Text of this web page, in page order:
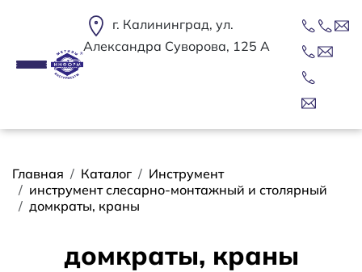
г. Калининград, ул.
Александра Суворова, 125 А
Строка навигации
Главная Каталог
Инструмент
инструмент слесарно-монтажный и столярный
домкраты, краны
домкраты, краны